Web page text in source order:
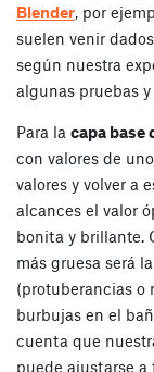
Blender, por
suelen venir
según nuestra
algunas pruebas y
Para la capa base
con valores de
valores y volver a
alcances el valor
bonita y brillante.
más gruesa será
(protuberancias o
burbujas en el
cuenta que
puede ajustarse a